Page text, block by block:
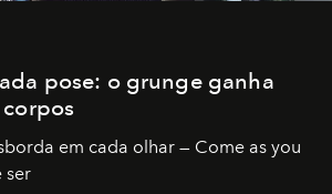
pose: o grunge ganha
corpos
em cada olhar — Come as you
ser